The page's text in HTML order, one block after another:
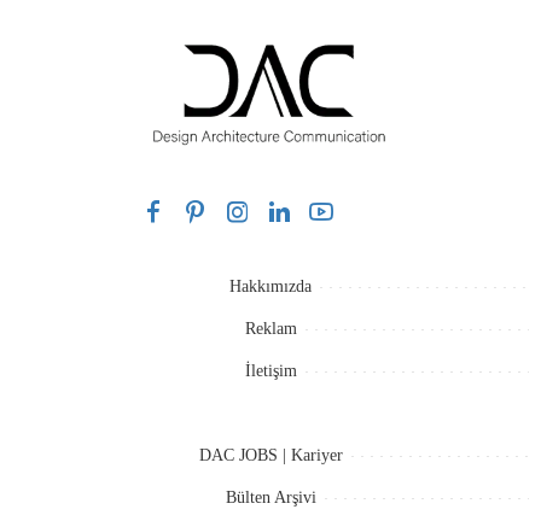
Hakkımızda
Reklam
İletişim
DAC JOBS | Kariyer
Bülten Arşivi